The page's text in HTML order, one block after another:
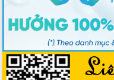
Hội nghị lần thứ nhất Ban Chỉ đạo
công tác bầu cử tỉnh Đắk Lắk
Hội nghị UBND tỉnh thường kỳ tháng
10 năm 2025
Kỳ họp chuyên đề lần thứ Ba, HĐND
tỉnh khóa X